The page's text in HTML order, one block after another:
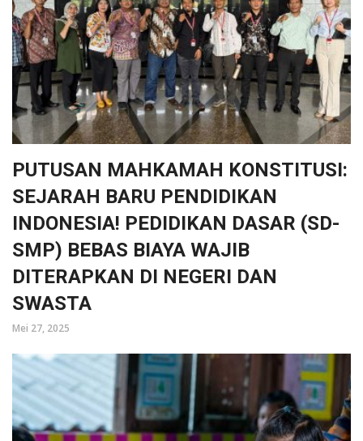
PUTUSAN MAHKAMAH KONSTITUSI:
SEJARAH BARU PENDIDIKAN
INDONESIA! PEDIDIKAN DASAR (SD-
SMP) BEBAS BIAYA WAJIB
DITERAPKAN DI NEGERI DAN
SWASTA
Mei 27, 2025